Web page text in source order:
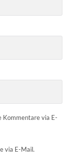
Kommentare via E-
via E-Mail.